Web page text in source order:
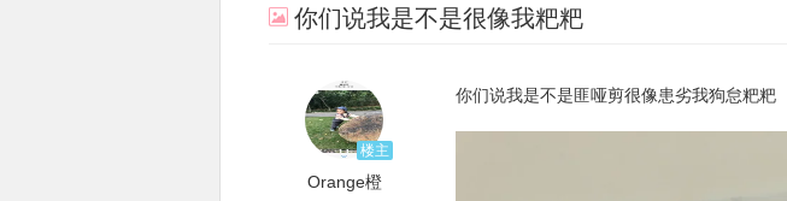
你们说我是不是很像我粑粑
楼主
Orange橙
你们说我是不是匪哑剪很像患劣我狗怠粑粑